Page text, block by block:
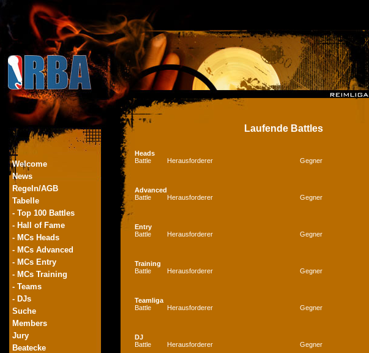
Welcome
News
Regeln/AGB
Tabelle
- Top 100 Battles
- Hall of Fame
- MCs Heads
- MCs Advanced
- MCs Entry
- MCs Training
- Teams
- DJs
Suche
Members
Jury
Beatecke
Laufende Battles
Heads
Battle
Herausforderer Gegner
Advanced
Battle
Herausforderer Gegner
Entry
Battle
Herausforderer Gegner
Training
Battle
Herausforderer Gegner
Teamliga
Battle
Herausforderer Gegner
DJ
Battle
Herausforderer Gegner